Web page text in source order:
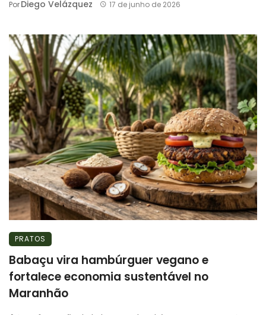
PorDiego Velázquez 17 de junho de 2026
PRATOS
Babaçu vira hambúrguer vegano e
fortalece economia sustentável no
Maranhão